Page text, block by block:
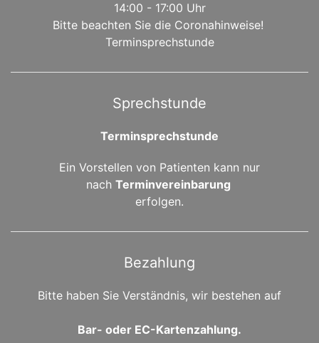
14:00 - 17:00 Uhr
Bitte beachten Sie die Coronahinweise!
Terminsprechstunde
Sprechstunde
Terminsprechstunde
Ein Vorstellen von Patienten kann nur
nach Terminvereinbarung
erfolgen.
Bezahlung
Bitte haben Sie Verständnis, wir bestehen auf
Bar- oder EC-Kartenzahlung.